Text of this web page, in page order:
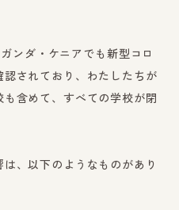
ンダ・ケニアでも新型コロ
されており、わたしたちが
含めて、すべての学校が閉
、以下のようなものがあり